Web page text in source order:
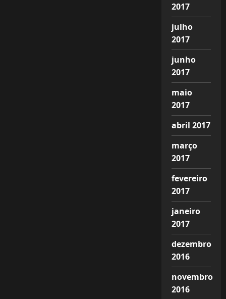
2017
julho
2017
junho
2017
maio
2017
abril 2017
março
2017
fevereiro
2017
janeiro
2017
dezembro
2016
novembro
2016